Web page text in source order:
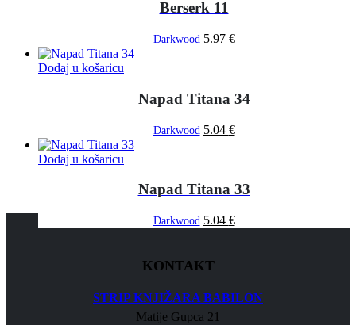
Berserk 11
Darkwood 5.97 €
Dodaj u košaricu
Napad Titana 34
Darkwood 5.04 €
Dodaj u košaricu
Napad Titana 33
Darkwood 5.04 €
KONTAKT
STRIP KNJIŽARA BABILON
Matije Gupca 21